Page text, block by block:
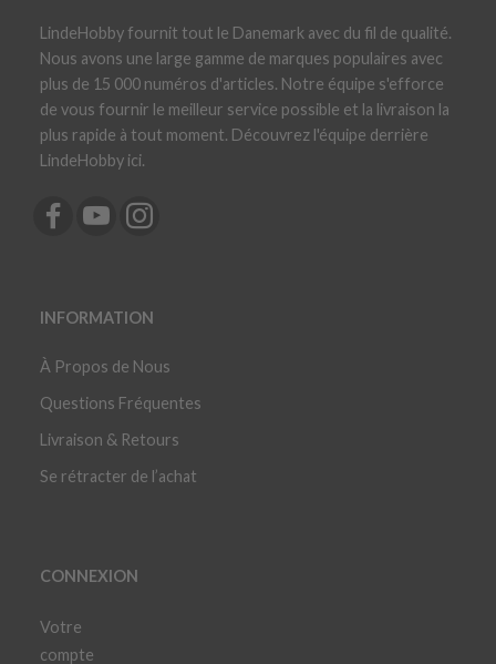
LindeHobby fournit tout le Danemark avec du fil de qualité.
Nous avons une large gamme de marques populaires avec
plus de 15 000 numéros d'articles. Notre équipe s'efforce
de vous fournir le meilleur service possible et la livraison la
plus rapide à tout moment. Découvrez l'équipe derrière
LindeHobby ici.
INFORMATION
À Propos de Nous
Questions Fréquentes
Livraison & Retours
Se rétracter de l’achat
CONNEXION
Votre
compte